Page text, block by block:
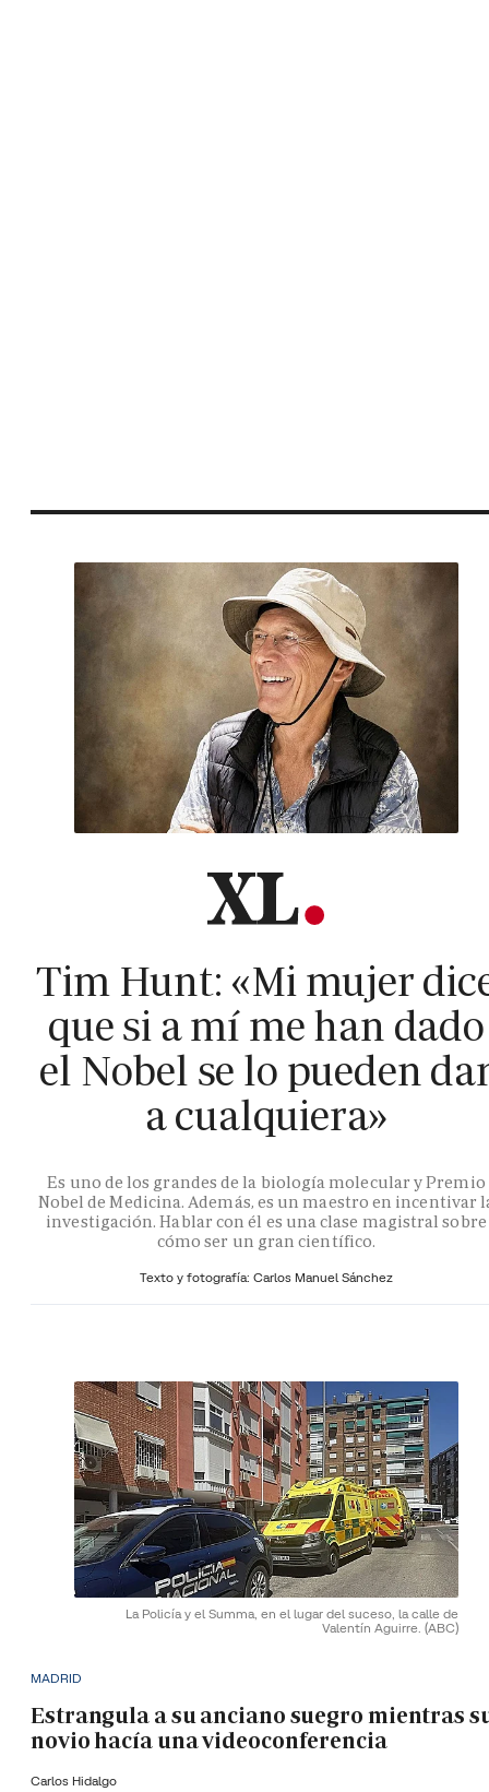
Tim Hunt: «Mi mujer
que si a mí me han dado
el Nobel se lo pueden
a cualquiera»
Es uno de los grandes de la biología molecular y Premio
Nobel de Medicina. Además, es un maestro en incentivar
investigación. Hablar con él es una clase magistral sobre
cómo ser un gran científico.
Texto y fotografía: Carlos Manuel Sánchez
La Policía y el Summa, en el lugar del suceso, la calle de
Valentín Aguirre. (ABC)
MADRID
Estrangula a su anciano suegro mientras
novio hacía una videoconferencia
Carlos Hidalgo